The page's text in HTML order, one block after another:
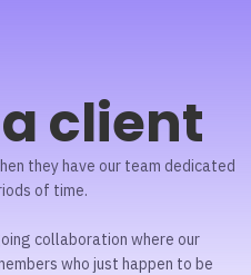
client
they have our team dedicated
of time.
collaboration where our
who just happen to be